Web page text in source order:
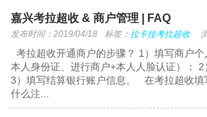
嘉兴考拉超收 & 商户管理 | FAQ
发布时间：2019/04/18 标签： 拉卡拉考拉超收
考拉超收开通商户的步骤？ 1）填写商户
本人身份证、进行商户+本人人脸认证）； 2
3）填写结算银行账户信息。 在考拉超收填
什么注...